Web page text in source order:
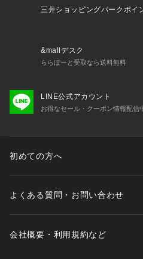
三井ショッピングパークポイ
&mallデスク
ららぽーと受取なら送料無料
LINE公式アカウント
お得なセール・クーポン情報配信
初めての方へ
よくある質問・お問い合わせ
会社概要・利用規約など